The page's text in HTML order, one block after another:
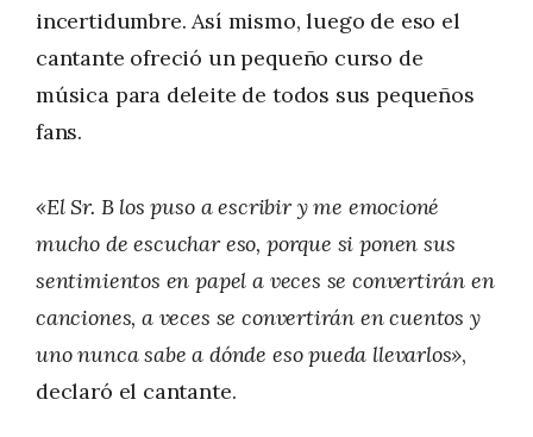
incertidumbre. Así mismo, luego de eso el
cantante ofreció un pequeño curso de
música para deleite de todos sus pequeños
fans.
«El Sr. B los puso a escribir y me emocioné
mucho de escuchar eso, porque si ponen sus
sentimientos en papel a veces se convertirán en
canciones, a veces se convertirán en cuentos y
uno nunca sabe a dónde eso pueda llevarlos»,
declaró el cantante.